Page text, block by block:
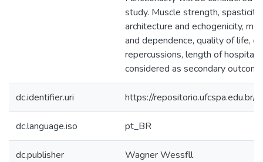
study. Muscle strength,
architecture and echogenicity,
and dependence, quality of life,
repercussions, length of hospital
considered as secondary
dc.identifier.uri https://
dc.language.iso pt_BR
dc.publisher Wagner Wessfll